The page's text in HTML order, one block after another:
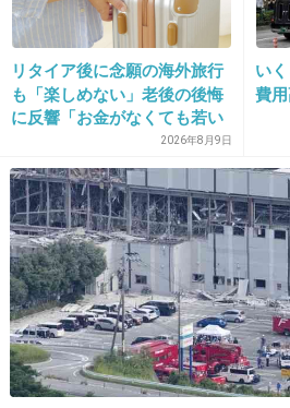
出典：kazuyahkd.com
+1093
2013/12/03(火) 11:49:52
こんなんが当たり前にはび
慰安婦のことを責められ続
27. 匿名2013/12/03(火) 11:49:56
韓国の女優で、相手させら
リタイア後に念願の海外旅行
も「楽しめない」老後の後悔
に反響「お金がなくても若い
うちに？」50代以上の切実な
声
2026年8月9日
い
費